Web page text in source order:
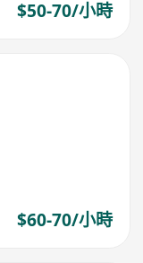
$50-70/小時
$60-70/小時